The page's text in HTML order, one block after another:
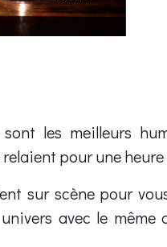
les meilleurs
pour une heure
sur scène pour
avec le même